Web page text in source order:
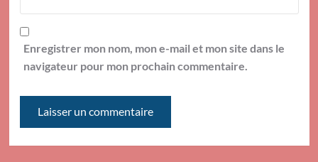
Enregistrer mon nom, mon e-mail et mon site dans le
navigateur pour mon prochain commentaire.